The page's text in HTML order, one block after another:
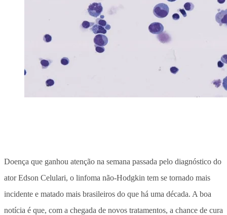
Doença que ganhou atenção na semana passada pelo diagnóstico do
ator Edson Celulari, o linfoma não-Hodgkin tem se tornado mais
incidente e matado mais brasileiros do que há uma década. A boa
notícia é que, com a chegada de novos tratamentos, a chance de cura